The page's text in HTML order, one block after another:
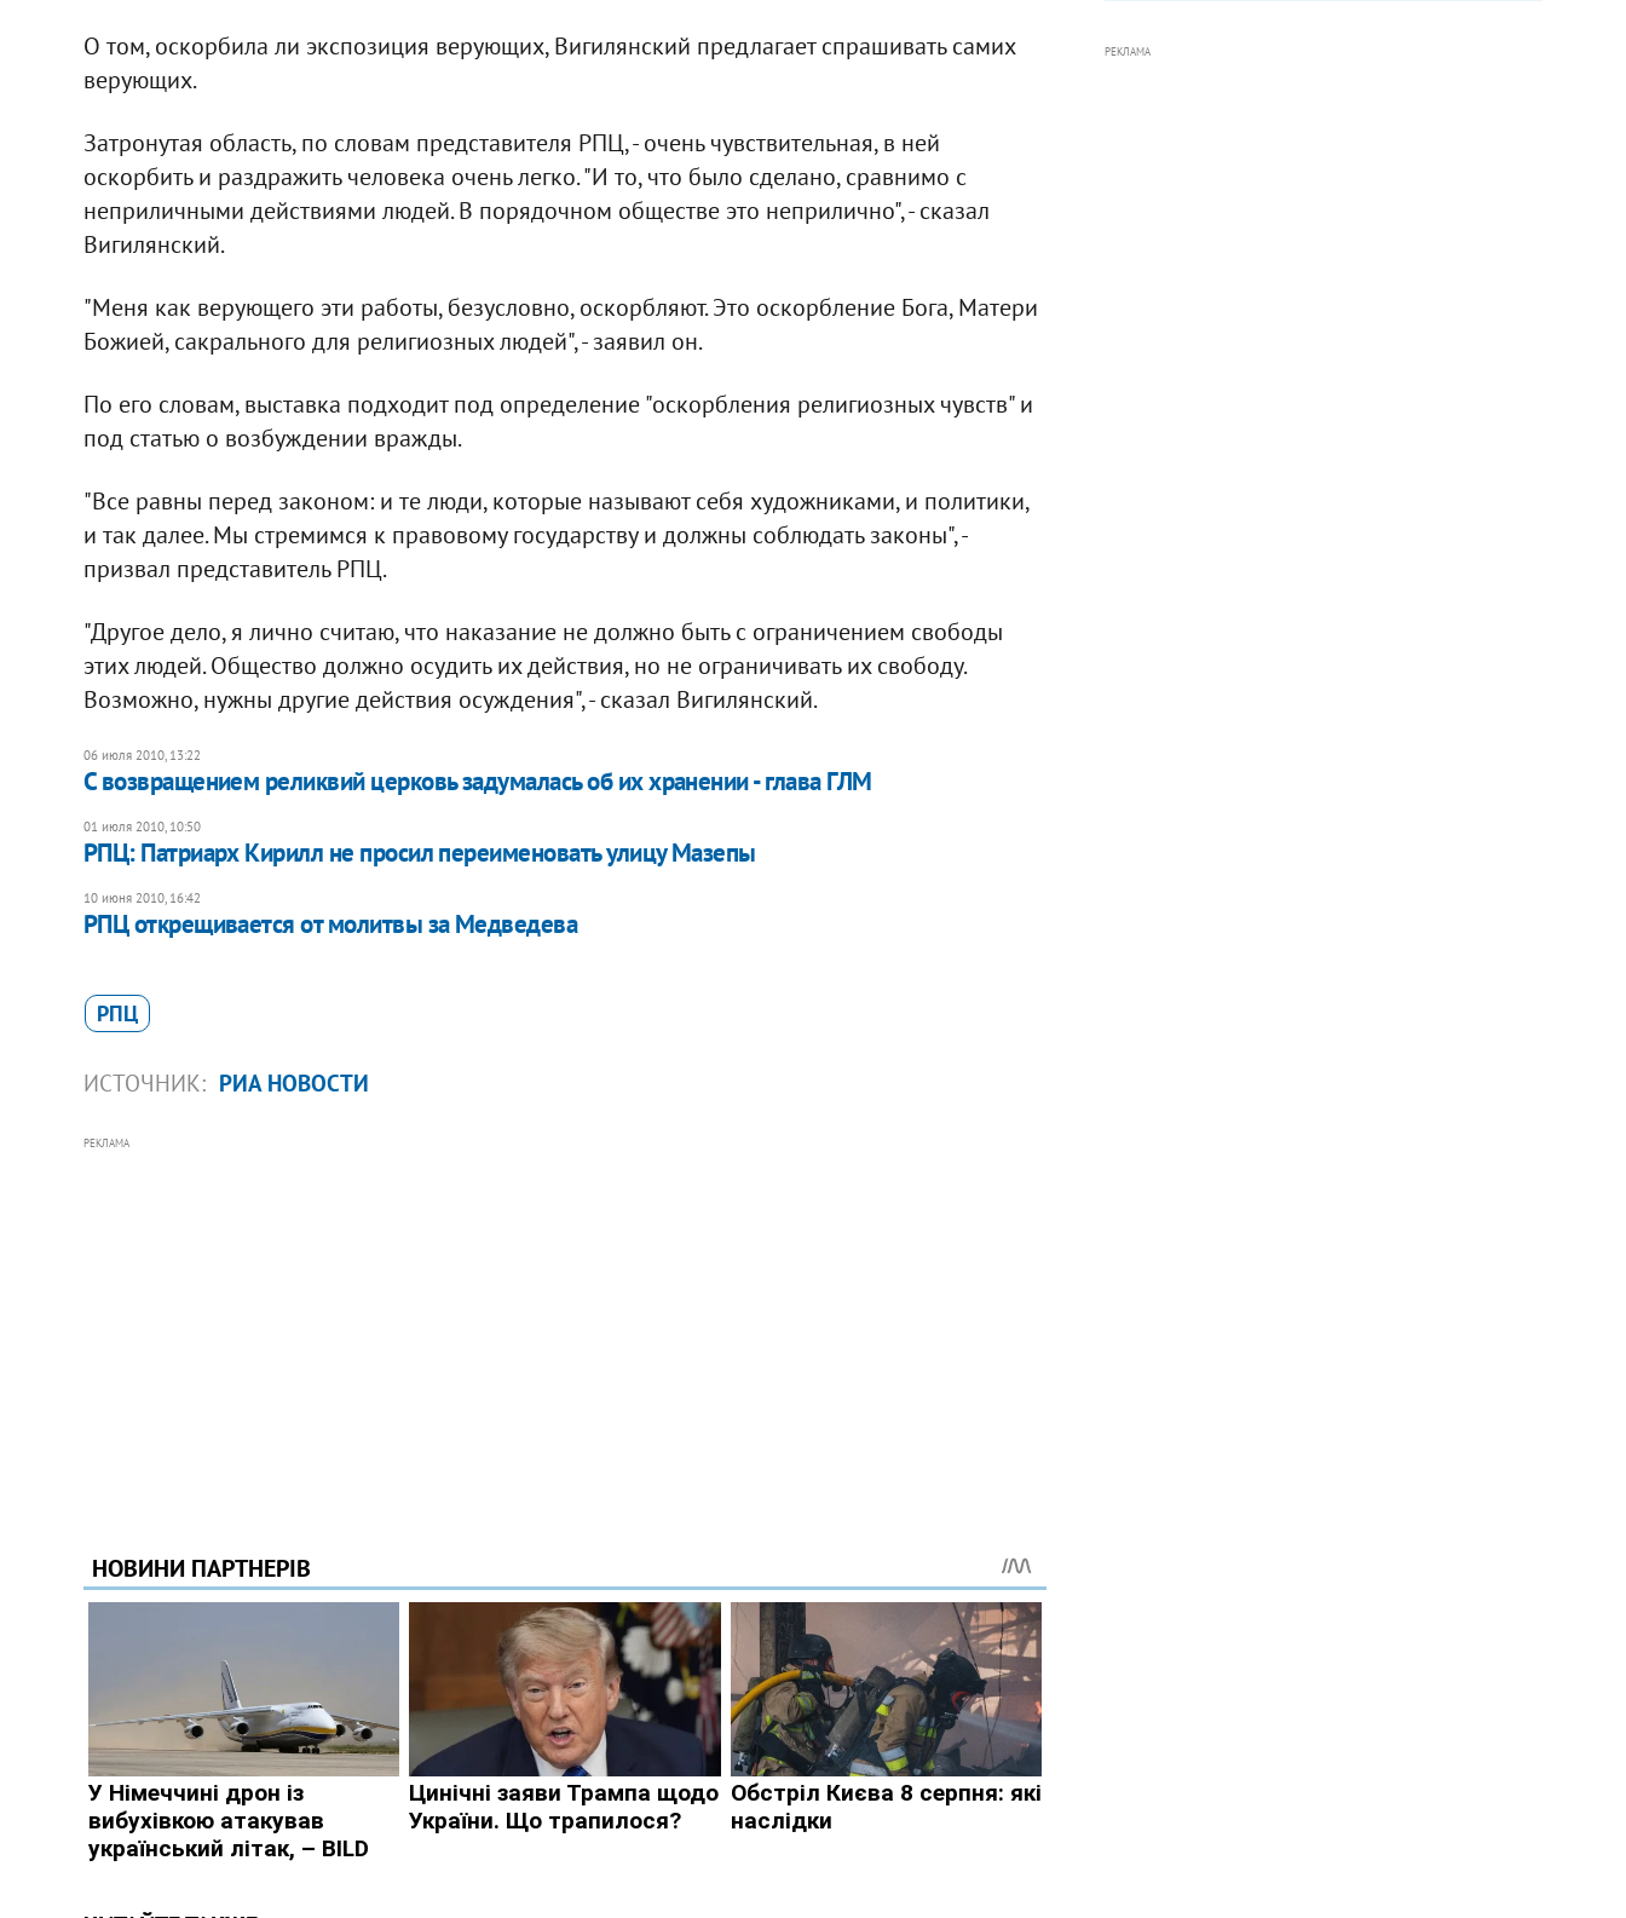
О том, оскорбила ли экспозиция верующих, Вигилянский предлагает спрашивать самих
верующих.
Затронутая область, по словам представителя РПЦ, - очень чувствительная, в ней
оскорбить и раздражить человека очень легко. "И то, что было сделано, сравнимо с
неприличными действиями людей. В порядочном обществе это неприлично", - сказал
Вигилянский.
"Меня как верующего эти работы, безусловно, оскорбляют. Это оскорбление Бога, Матери
Божией, сакрального для религиозных людей", - заявил он.
По его словам, выставка подходит под определение "оскорбления религиозных чувств" и
под статью о возбуждении вражды.
"Все равны перед законом: и те люди, которые называют себя художниками, и политики,
и так далее. Мы стремимся к правовому государству и должны соблюдать законы", -
призвал представитель РПЦ.
"Другое дело, я лично считаю, что наказание не должно быть с ограничением свободы
этих людей. Общество должно осудить их действия, но не ограничивать их свободу.
Возможно, нужны другие действия осуждения", - сказал Вигилянский.
06 июля 2010, 13:22
С возвращением реликвий церковь задумалась об их хранении - глава ГЛМ
01 июля 2010, 10:50
РПЦ: Патриарх Кирилл не просил переименовать улицу Мазепы
10 июня 2010, 16:42
РПЦ открещивается от молитвы за Медведева
РПЦ
ИСТОЧНИК: РИА НОВОСТИ
РЕКЛАМА
РЕКЛАМА